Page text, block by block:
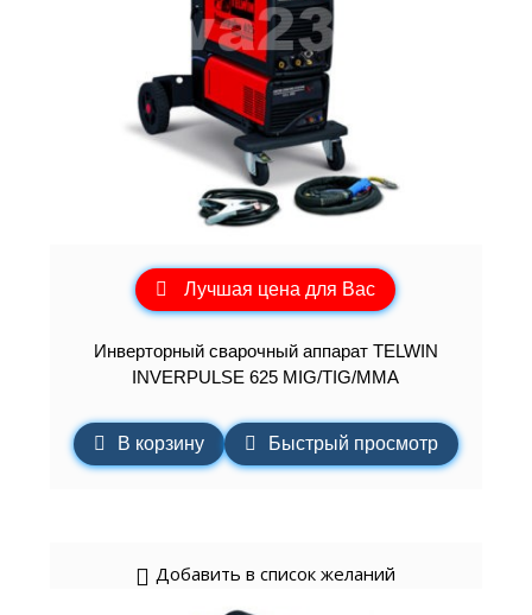
Лучшая цена для Вас
Инверторный сварочный аппарат TELWIN
INVERPULSE 625 MIG/TIG/MMA
В корзину Быстрый просмотр
Добавить в список желаний